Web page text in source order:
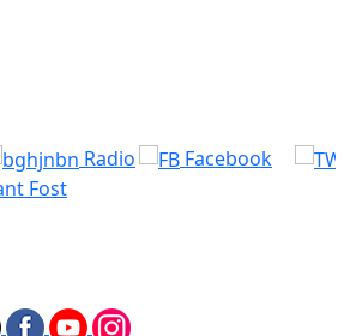
Radio
Fost
Facebook